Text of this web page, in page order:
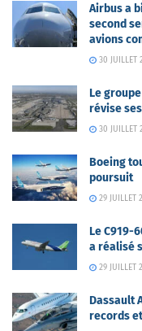
Airbus a
second
avions
30 JUILLET
Le groupe
révise
30 JUILLET
Boeing
poursuit
29 JUILLET
Le C919-
a réalisé
29 JUILLET
Dassault
records